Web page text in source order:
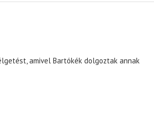
amivel Bartókék dolgoztak annak